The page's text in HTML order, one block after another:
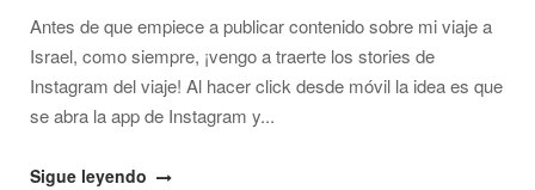
Antes de que empiece a publicar contenido sobre mi viaje a
Israel, como siempre, ¡vengo a traerte los stories de
Instagram del viaje! Al hacer click desde móvil la idea es que
se abra la app de Instagram y...
"Stories
Sigue leyendo